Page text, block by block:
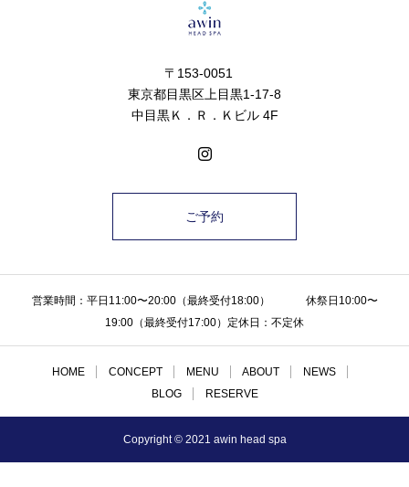
〒153-0051
東京都目黒区上目黒1-17-8
中目黒Ｋ．Ｒ．Ｋビル 4F
ご予約
営業時間：平日11:00〜20:00（最終受付18:00） 休祭日10:00〜
19:00（最終受付17:00）定休日：不定休
HOME CONCEPT MENU ABOUT
NEWS
BLOG
RESERVE
Copyright © 2021 awin head spa